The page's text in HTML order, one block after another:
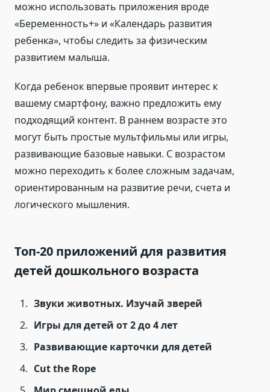
можно использовать приложения вроде
«Беременность+» и «Календарь развития
ребенка», чтобы следить за физическим
развитием малыша.
Когда ребенок впервые проявит интерес к
вашему смартфону, важно предложить ему
подходящий контент. В раннем возрасте это
могут быть простые мультфильмы или игры,
развивающие базовые навыки. С возрастом
можно переходить к более сложным задачам,
ориентированным на развитие речи, счета и
логического мышления.
Топ-20 приложений для развития
детей дошкольного возраста
Звуки животных. Изучай зверей
Игры для детей от 2 до 4 лет
Развивающие карточки для детей
Cut the Rope